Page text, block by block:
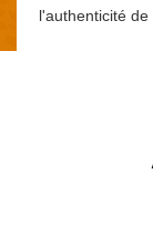
l'authenticité